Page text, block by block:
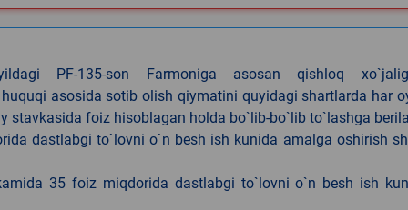
PF-135-son Farmoniga asosan qishloq
asosida sotib olish qiymatini quyidagi shartlarda har
stavkasida foiz hisoblagan holda bo`lib-bo`lib to`lashga
dastlabgi to`lovni o`n besh ish kunida amalga oshirish
35 foiz miqdorida dastlabgi to`lovni o`n besh ish